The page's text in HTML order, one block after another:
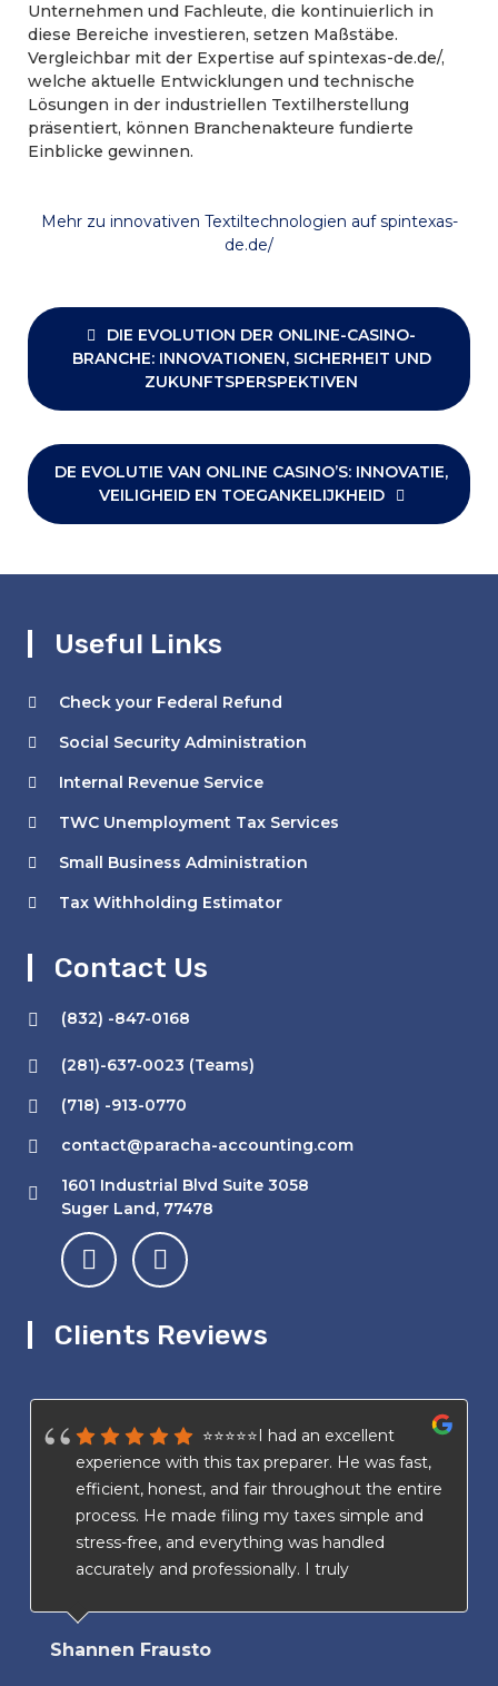
Unternehmen und Fachleute, die kontinuierlich in
diese Bereiche investieren, setzen Maßstäbe.
Vergleichbar mit der Expertise auf spintexas-de.de/,
welche aktuelle Entwicklungen und technische
Lösungen in der industriellen Textilherstellung
präsentiert, können Branchenakteure fundierte
Einblicke gewinnen.
Mehr zu innovativen Textiltechnologien auf spintexas-
de.de/
Post
navigationDIE EVOLUTION DER ONLINE-CASINO-
BRANCHE: INNOVATIONEN, SICHERHEIT UND
ZUKUNFTSPERSPEKTIVEN
DE EVOLUTIE VAN ONLINE CASINO’S: INNOVATIE,
VEILIGHEID EN TOEGANKELIJKHEID
Useful Links
Check your Federal Refund
Social Security Administration
Internal Revenue Service
TWC Unemployment Tax Services
Small Business Administration
Tax Withholding Estimator
Contact Us
(832) -847-0168
(281)-637-0023 (Teams)
(718) -913-0770
contact@paracha-accounting.com
1601 Industrial Blvd Suite 3058
Suger Land, 77478
Clients Reviews
⭐⭐⭐⭐⭐I had an excellent
experience with this tax preparer. He was fast,
efficient, honest, and fair throughout the entire
process. He made filing my taxes simple and
stress-free, and everything was handled
accurately and professionally. I truly
detail. I highly recommend his services to
anyone looking for a trustworthy and reliable
Shannen Frausto